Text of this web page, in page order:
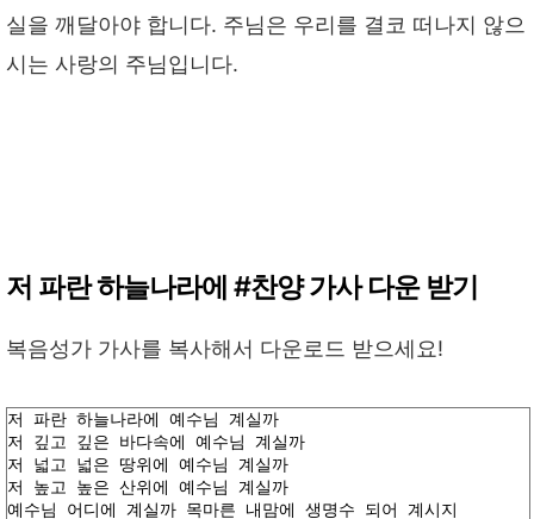
실을 깨달아야 합니다. 주님은 우리를 결코 떠나지 않으
시는 사랑의 주님입니다.
저 파란 하늘나라에 #찬양 가사 다운 받기
복음성가 가사를 복사해서 다운로드 받으세요!